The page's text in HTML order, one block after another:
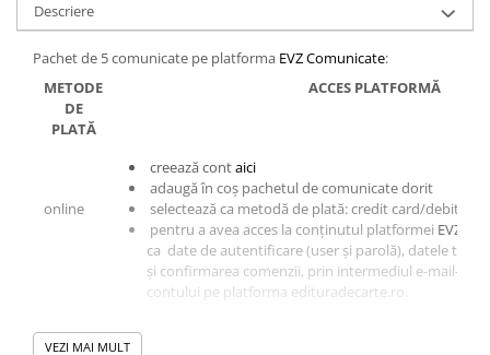
Descriere
Pachet de 5 comunicate pe platforma EVZ Comunicate:
METODE
DE
PLATĂ
ACCES PLATFORMĂ
online
creează contaici
adaugă în coș pachetul de comunicate dorit
selectează ca metodă de plată: credit card/debit card
pentru a avea acces la conținutul platformei EVZ
ca date de autentificare (user și parolă), datele
și confirmarea comenzii, prin intermediul e-mail-ului
contului pe platforma edituradecarte.ro.
ordin de
plată
VEZI MAI MULT